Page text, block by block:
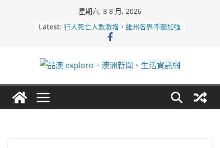
星期六, 8 8 月, 2026
Latest: 行人死亡人數激增，維州各界呼籲加強
美商二手巨頭進駐吉朗，在地慈善小店
電動車電池爭端隱憂浮現！經銷商警告